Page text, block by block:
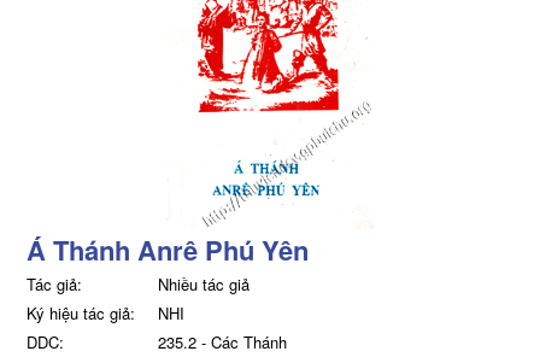
Á Thánh Anrê Phú Yên
Tác giả:
Nhiều tác giả
Ký hiệu tác giả:
NHI
DDC:
235.2 - Các Thánh